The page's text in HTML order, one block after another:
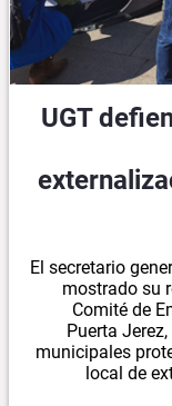
UGT
El secretario
mostrado su
Comité de
Puerta
municipales
local de